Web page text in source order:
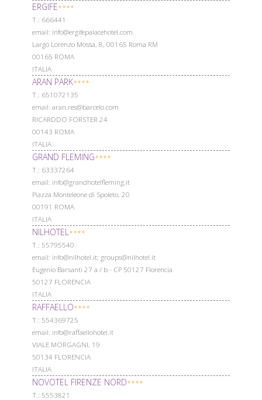
ERGIFE****
Т.: 666441
email: info@ergifepalacehotel.com
Largo Lorenzo Mossa, 8, 00165 Roma RM
00165 ROMA
ITALIA
ARAN PARK****
Т.: 651072135
email: aran.res@barcelo.com
RICARDDO FORSTER 24
00143 ROMA
ITALIA
GRAND FLEMING****
Т.: 63337264
email: info@grandhotelfleming.it
Piazza Monteleone di Spoleto, 20
00191 ROMA
ITALIA
NILHOTEL ****
Т.: 55795540
email: info@nilhotel.it; groups@nilhotel.it
Eugenio Barsanti 27 a / b - CP 50127 Florencia
50127 FLORENCIA
ITALIA
RAFFAELLO****
Т.: 554369725
email: info@raffaellohotel.it
VIALE MORGAGNI, 19
50134 FLORENCIA
ITALIA
NOVOTEL FIRENZE NORD****
Т.: 5553821